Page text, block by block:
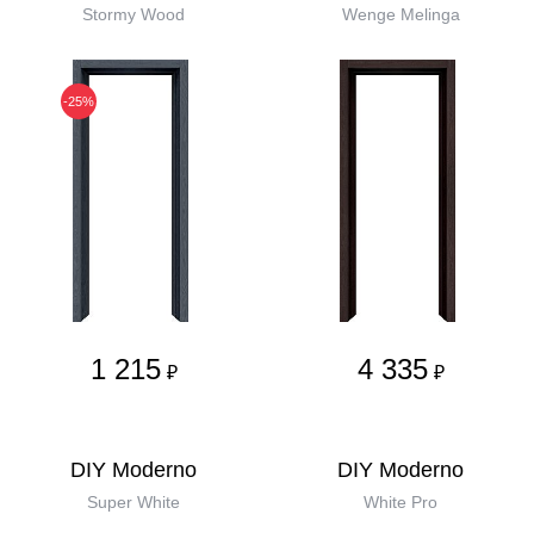
Stormy Wood
-25%
1 215 ₽
Wenge Melinga
4 335 ₽
DIY Moderno
Super White
DIY Moderno
White Pro